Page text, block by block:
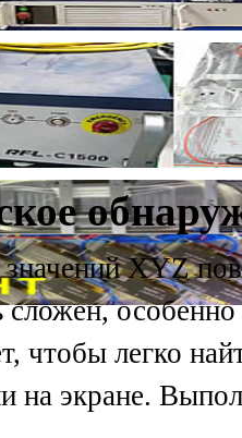
XYZ
чтобы легко
на экране.